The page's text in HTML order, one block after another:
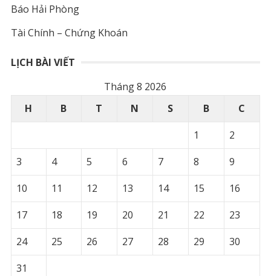
Báo Hải Phòng
Tài Chính – Chứng Khoán
LỊCH BÀI VIẾT
Tháng 8 2026
H
B T N S B
C
1
2
3
4 5 6 7 8
9
10
11 12 13 14 15
16
17
18 19 20 21 22
23
24
25 26 27 28 29
30
31